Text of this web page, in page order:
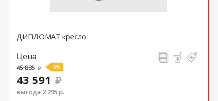
ДИПЛОМАТ кресло
Цена
45 885 -5%
43 591
выгода 2 295 р.